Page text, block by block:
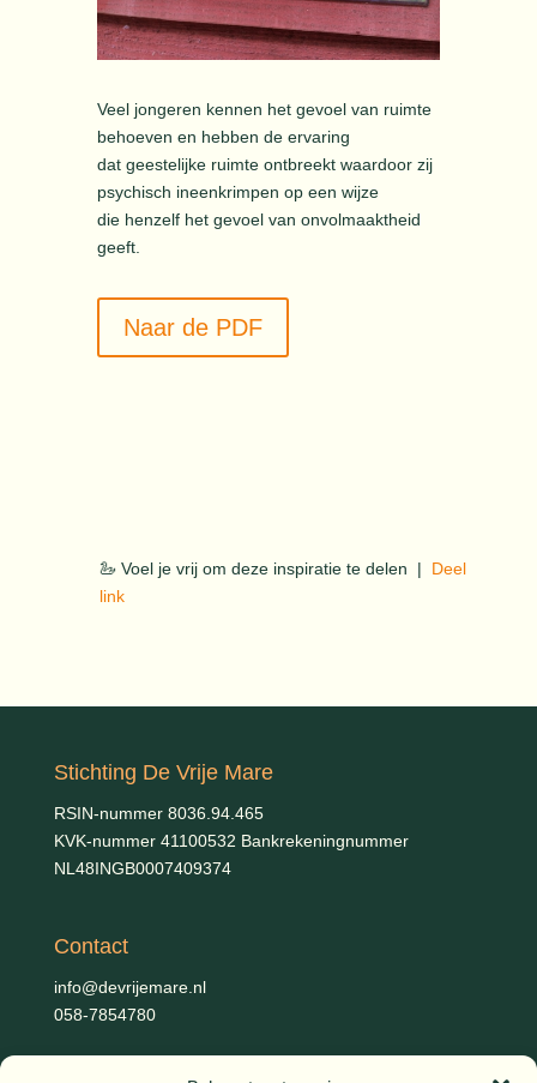
Veel jongeren kennen het gevoel van ruimte
behoeven en hebben de ervaring
dat geestelijke ruimte ontbreekt waardoor zij
psychisch ineenkrimpen op een wijze
die henzelf het gevoel van onvolmaaktheid
geeft.
Naar de PDF
🦢 Voel je vrij om deze inspiratie te delen |
Deel
link
Stichting De Vrije Mare
RSIN-nummer 8036.94.465
KVK-nummer 41100532 Bankrekeningnummer
NL48INGB0007409374
Contact
info@devrijemare.nl
058-7854780